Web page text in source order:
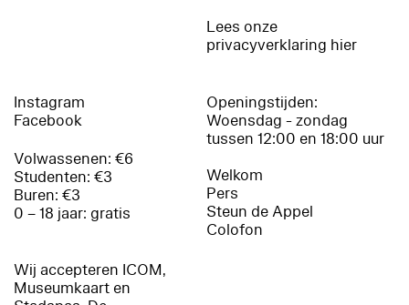
Lees onze
privacyverklaring hier
Instagram
Facebook
Volwassenen: €6
Studenten: €3
Buren: €3
0 – 18 jaar: gratis
Wij accepteren ICOM,
Museumkaart en
Openingstijden:
Woensdag - zondag
tussen 12:00 en 18:00 uur
Welkom
Pers
Steun de Appel
Colofon